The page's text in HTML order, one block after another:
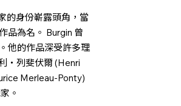
的身份嶄露頭角，當
品為名。 Burgin 曾
他的作品深受許多理
・列斐伏爾 (Henri
Merleau-Ponty)
。